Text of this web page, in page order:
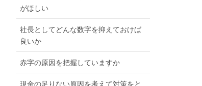
がほしい
社長としてどんな数字を抑えておけば
良いか
赤字の原因を把握していますか
現金の足りない原因を考えて対策をと